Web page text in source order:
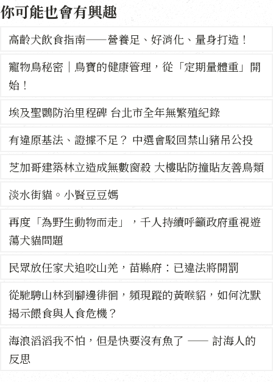
你可能也會有興趣
高齡犬飲食指南——營養足、好消化、量身打造！
寵物鳥秘密｜鳥寶的健康管理，從「定期量體重」開
始！
埃及聖䴉防治里程碑 台北市全年無繁殖紀錄
有違原基法、證據不足？ 中選會駁回禁山豬吊公投
芝加哥建築林立造成無數窗殺 大樓貼防撞貼友善鳥類
淡水街貓。小賢豆豆媽
再度「為野生動物而走」，千人持續呼籲政府重視遊
蕩犬貓問題
民眾放任家犬追咬山羌，苗縣府：已違法將開罰
從馳騁山林到腳邊徘徊，頻現蹤的黃喉貂，如何沈默
揭示餵食與人食危機？
海浪滔滔我不怕，但是快要沒有魚了 —— 討海人的
反思